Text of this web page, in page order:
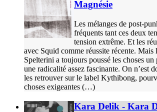
Magnésie
Les mélanges de post-
fréquents tant ces deux
tension extrême. Et les
avec Squid comme réussite récente. Mais
Spelterini a toujours poussé les choses
une radicalité assez fascinante. On n’est
les retrouver sur le label Kythibong,
choses exigeantes (…)
Kara Delik - Kara